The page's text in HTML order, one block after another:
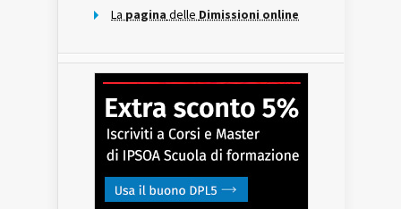
La pagina delle Dimissioni online